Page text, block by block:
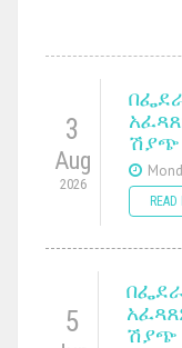
3
Aug
2026
ሽያጭ
5
ሽያጭ